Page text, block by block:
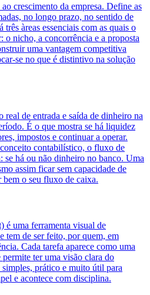
crescimento da empresa. Define as
no longo prazo, no sentido de
àreas essenciais com as quais o
o nicho, a concorrência e a proposta
uma vantagem competitiva
se no que é distintivo na solução
de entrada e saída de dinheiro na
É o que mostra se há liquidez
impostos e continuar a operar.
contabilístico, o fluxo de
se há ou não dinheiro no banco. Uma
assim ficar sem capacidade de
bem o seu fluxo de caixa.
uma ferramenta visual de
tem de ser feito, por quem, em
Cada tarefa aparece como uma
ter uma visão clara do
prático e muito útil para
e acontece com disciplina.